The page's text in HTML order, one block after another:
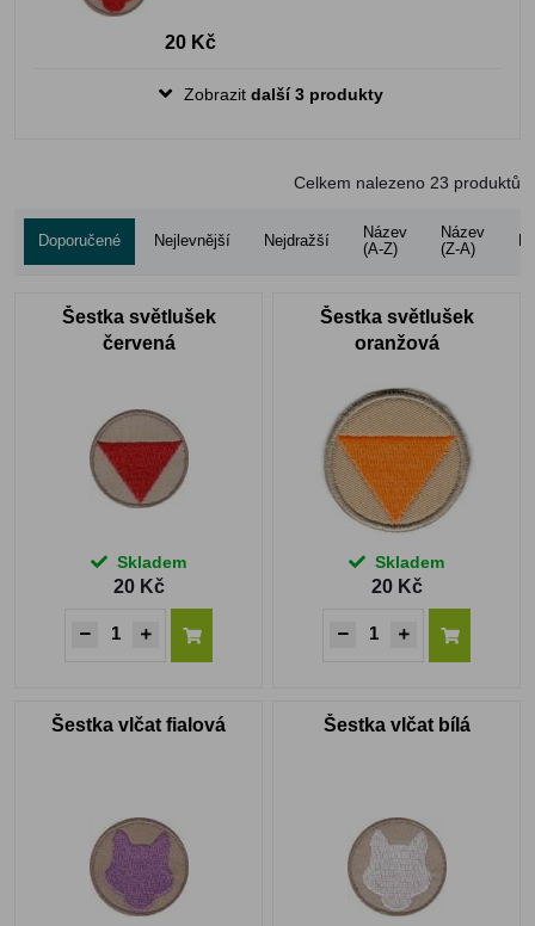
20 Kč
Zobrazit další 3 produkty
Celkem nalezeno 23 produktů
Doporučené Nejlevnější Nejdražší
Název
(A-Z)
Název
(Z-A)
Šestka světlušek
červená
Skladem
20 Kč
Šestka světlušek
oranžová
Skladem
20 Kč
Šestka vlčat fialová Šestka vlčat bílá